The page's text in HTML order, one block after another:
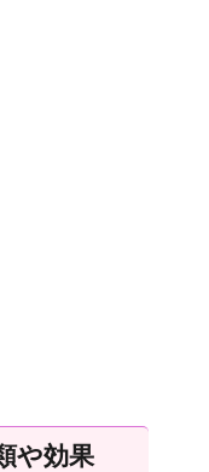
や効果